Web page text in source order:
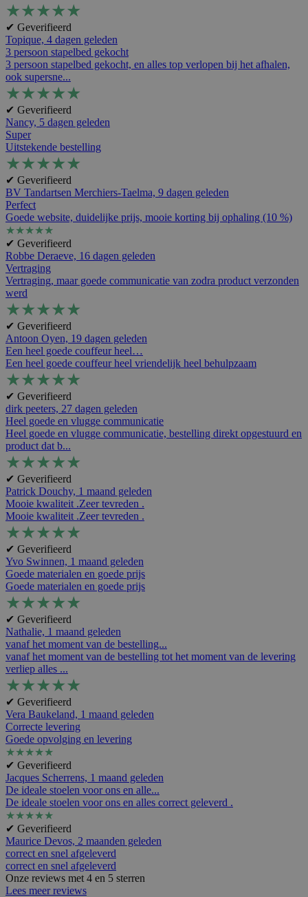
★★★★★
✔ Geverifieerd
Topique, 4 dagen geleden
3 persoon stapelbed gekocht
3 persoon stapelbed gekocht, en alles top verlopen bij het afhalen,
ook supersne...
★★★★★
✔ Geverifieerd
Nancy, 5 dagen geleden
Super
Uitstekende bestelling
★★★★★
✔ Geverifieerd
BV Tandartsen Merchiers-Taelma, 9 dagen geleden
Perfect
Goede website, duidelijke prijs, mooie korting bij ophaling (10 %)
★★★★★
✔ Geverifieerd
Robbe Deraeve, 16 dagen geleden
Vertraging
Vertraging, maar goede communicatie van zodra product verzonden
werd
★★★★★
✔ Geverifieerd
Antoon Oyen, 19 dagen geleden
Een heel goede couffeur heel…
Een heel goede couffeur heel vriendelijk heel behulpzaam
★★★★★
✔ Geverifieerd
dirk peeters, 27 dagen geleden
Heel goede en vlugge communicatie
Heel goede en vlugge communicatie, bestelling direkt opgestuurd en
product dat b...
★★★★★
✔ Geverifieerd
Patrick Douchy, 1 maand geleden
Mooie kwaliteit .Zeer tevreden .
Mooie kwaliteit .Zeer tevreden .
★★★★★
✔ Geverifieerd
Yvo Swinnen, 1 maand geleden
Goede materialen en goede prijs
Goede materialen en goede prijs
★★★★★
✔ Geverifieerd
Nathalie, 1 maand geleden
vanaf het moment van de bestelling...
vanaf het moment van de bestelling tot het moment van de levering
verliep alles ...
★★★★★
✔ Geverifieerd
Vera Baukeland, 1 maand geleden
Correcte levering
Goede opvolging en levering
★★★★★
✔ Geverifieerd
Jacques Scherrens, 1 maand geleden
De ideale stoelen voor ons en alle...
De ideale stoelen voor ons en alles correct geleverd .
★★★★★
✔ Geverifieerd
Maurice Devos, 2 maanden geleden
correct en snel afgeleverd
correct en snel afgeleverd
Onze reviews met 4 en 5 sterren
Lees meer reviews